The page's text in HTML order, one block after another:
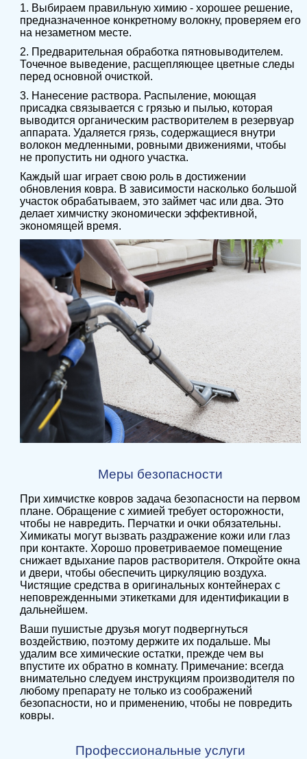
1. Выбираем правильную химию - хорошее решение,
предназначенное конкретному волокну, проверяем его
на незаметном месте.
2. Предварительная обработка пятновыводителем.
Точечное выведение, расщепляющее цветные следы
перед основной очисткой.
3. Нанесение раствора. Распыление, моющая
присадка связывается с грязью и пылью, которая
выводится органическим растворителем в резервуар
аппарата. Удаляется грязь, содержащиеся внутри
волокон медленными, ровными движениями, чтобы
не пропустить ни одного участка.
Каждый шаг играет свою роль в достижении
обновления ковра. В зависимости насколько большой
участок обрабатываем, это займет час или два. Это
делает химчистку экономически эффективной,
экономящей время.
Меры безопасности
При химчистке ковров задача безопасности на первом
плане. Обращение с химией требует осторожности,
чтобы не навредить. Перчатки и очки обязательны.
Химикаты могут вызвать раздражение кожи или глаз
при контакте. Хорошо проветриваемое помещение
снижает вдыхание паров растворителя. Откройте окна
и двери, чтобы обеспечить циркуляцию воздуха.
Чистящие средства в оригинальных контейнерах с
неповрежденными этикетками для идентификации в
дальнейшем.
Ваши пушистые друзья могут подвергнуться
воздействию, поэтому держите их подальше. Мы
удалим все химические остатки, прежде чем вы
впустите их обратно в комнату. Примечание: всегда
внимательно следуем инструкциям производителя по
любому препарату не только из соображений
безопасности, но и применению, чтобы не повредить
ковры.
Профессиональные услуги